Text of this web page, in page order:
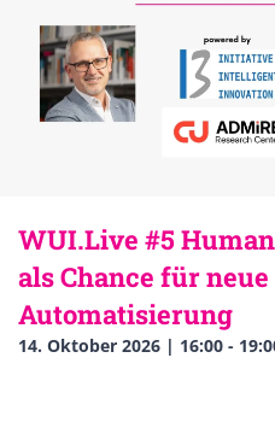
WUI.Live #5
als Chance für neue
Automatisierung
14. Oktober 2026 | 16:00-